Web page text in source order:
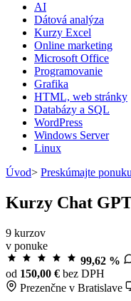
AI
Dátová analýza
Kurzy Excel
Online marketing
Microsoft Office
Programovanie
Grafika
HTML, web stránky
Databázy a SQL
WordPress
Windows Server
Linux
Úvod> Preskúmajte ponuku
Kurzy Chat
9 kurzov
v ponuke
99,62 %
od 150,00 € bez DPH
Prezenčne v Bratislave